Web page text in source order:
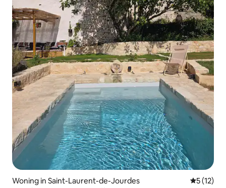
Woning in Saint-Laurent-de-Jourdes
5 (12)